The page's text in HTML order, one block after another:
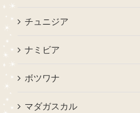
チュニジア
ナミビア
ボツワナ
マダガスカル